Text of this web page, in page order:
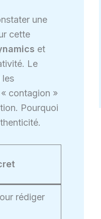
une
cette
et
Le
les
contagion »
Pourquoi
rédiger